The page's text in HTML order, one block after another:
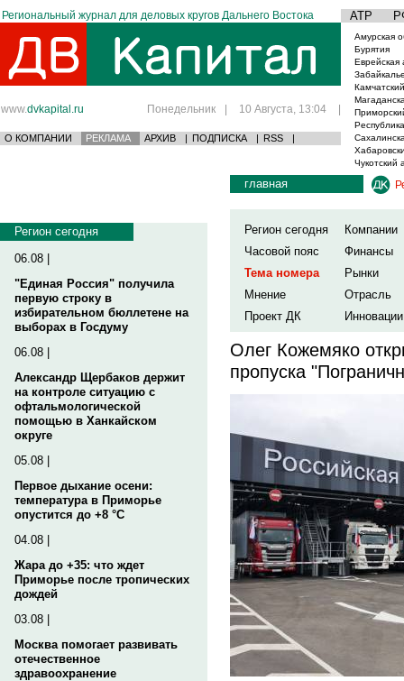
Региональный журнал для деловых кругов Дальнего Востока АТР
www.dvkapital.ru Понедельник | 10 Августа, 13:04 |
О КОМПАНИИ РЕКЛАМА АРХИВ | ПОДПИСКА | RSS |
Амурская
Бурятия
Еврейская
Чукотский
Регион сегодня
06.08 |
"Единая Россия" получила
первую строку в
избирательном бюллетене на
выборах в Госдуму
06.08 |
Александр Щербаков держит
на контроле ситуацию с
офтальмологической
помощью в Ханкайском
округе
05.08 |
Первое дыхание осени:
температура в Приморье
опустится до +8 °C
04.08 |
Жара до +35: что ждет
Приморье после тропических
дождей
03.08 |
Москва помогает развивать
отечественное
здравоохранение
главная
Регион сегодня
Компании
Часовой пояс
Финансы
Тема номера
Рынки
Мнение
Отрасль
Проект ДК
Инновации
Олег Кожемяко
пропуска